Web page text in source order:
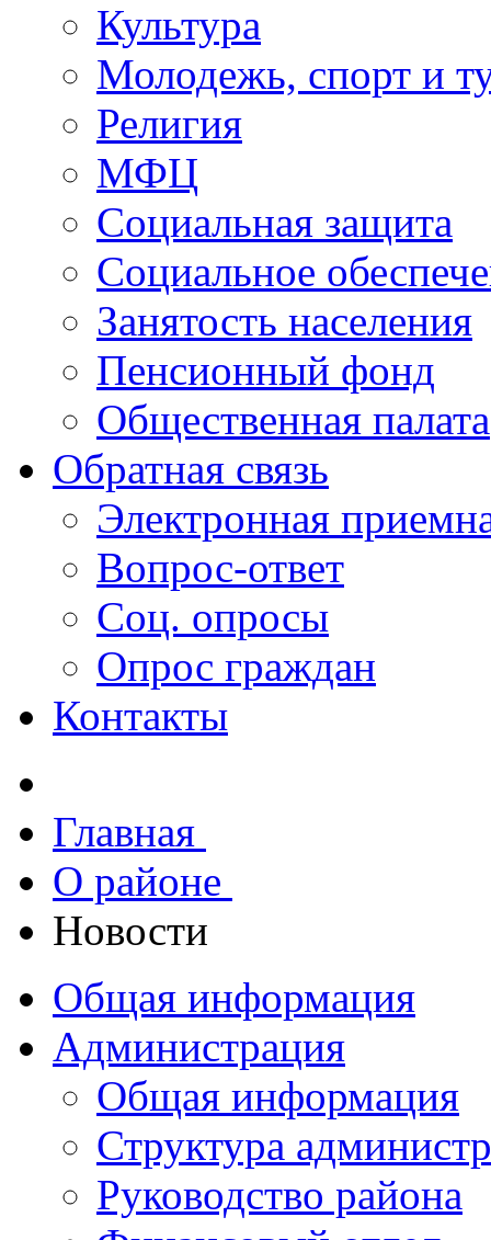
Культура
Молодежь, спорт и
Религия
МФЦ
Социальная защита
Социальное
Занятость населения
Пенсионный фонд
Общественная палата
Обратная связь
Электронная
Вопрос-ответ
Соц. опросы
Опрос граждан
Контакты
Главная
О районе
Новости
Общая информация
Администрация
Общая информация
Структура
Руководство района